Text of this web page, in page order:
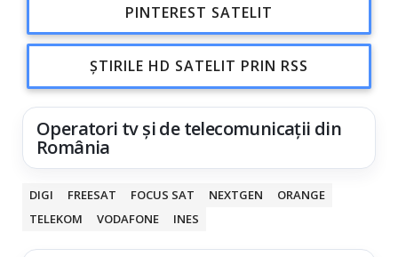
PINTEREST SATELIT
ȘTIRILE HD SATELIT PRIN RSS
Operatori tv și de telecomunicații din
România
DIGI FREESAT FOCUS SAT NEXTGEN
ORANGE
TELEKOM
VODAFONE INES